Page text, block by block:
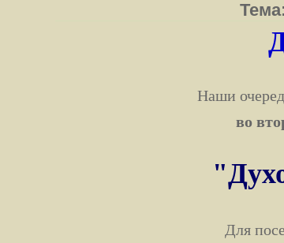
Наши
во
Для